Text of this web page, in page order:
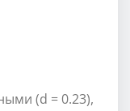
(d = 0.23),